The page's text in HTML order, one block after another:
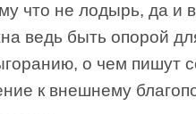
что не лодырь, да
ведь быть опорой
о чем пишут
к внешнему